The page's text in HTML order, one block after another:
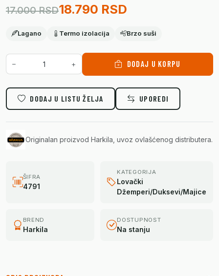
17.000 RSD18.790 RSD
Lagano Termo izolacija Brzo suši
DODAJ U KORPU
DODAJ U LISTU ŽELJA UPOREDI
Originalan proizvod Harkila, uvoz ovlašćenog distributera.
ŠIFRA
4791
KATEGORIJA
Lovački
Džemperi/Duksevi/Majice
BREND
Harkila
DOSTUPNOST
Na stanju